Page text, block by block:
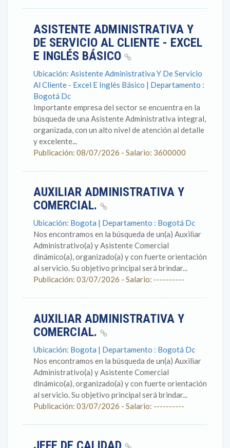
ASISTENTE ADMINISTRATIVA Y
DE SERVICIO AL CLIENTE - EXCEL
E INGLÉS BÁSICO
Ubicación: Asistente Administrativa Y De Servicio
Al Cliente - Excel E Inglés Básico | Departamento :
Bogotá Dc
Importante empresa del sector se encuentra en la
búsqueda de una Asistente Administrativa integral,
organizada, con un alto nivel de atención al detalle
y excelente...
Publicación: 08/07/2026 - Salario: 3600000
AUXILIAR ADMINISTRATIVA Y
COMERCIAL.
Ubicación: Bogota | Departamento : Bogotá Dc
Nos encontramos en la búsqueda de un(a) Auxiliar
Administrativo(a) y Asistente Comercial
dinámico(a), organizado(a) y con fuerte orientación
al servicio. Su objetivo principal será brindar...
Publicación: 03/07/2026 - Salario: ----------
AUXILIAR ADMINISTRATIVA Y
COMERCIAL.
Ubicación: Bogota | Departamento : Bogotá Dc
Nos encontramos en la búsqueda de un(a) Auxiliar
Administrativo(a) y Asistente Comercial
dinámico(a), organizado(a) y con fuerte orientación
al servicio. Su objetivo principal será brindar...
Publicación: 03/07/2026 - Salario: ----------